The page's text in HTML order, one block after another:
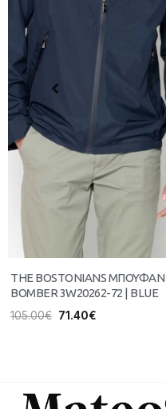
THE BOSTONIANS ΜΠΟΥΦΑΝ
BOMBER 3W20262-72 | BLUE
105.00€ 71.40€